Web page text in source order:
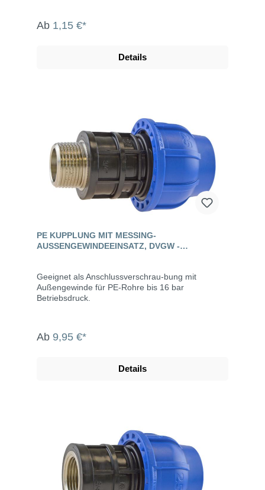
Ab 1,15 €*
Details
PE KUPPLUNG MIT MESSING-
AUSSENGEWINDEEINSATZ, DVGW - C
Geeignet als Anschlussverschrau-bung mit
Außengewinde für PE-Rohre bis 16 bar
Betriebsdruck.
Ab 9,95 €*
Details